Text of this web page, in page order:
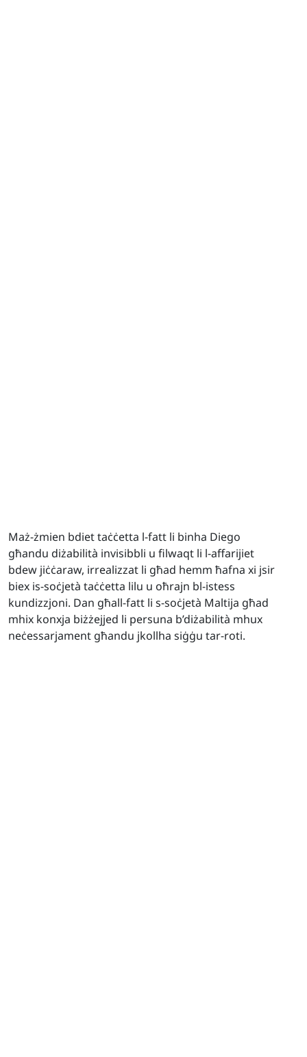
Maż-żmien bdiet taċċetta l-fatt li binha Diego
għandu diżabilità invisibbli u filwaqt li l-affarijiet
bdew jiċċaraw, irrealizzat li għad hemm ħafna xi jsir
biex is-soċjetà taċċetta lilu u oħrajn bl-istess
kundizzjoni. Dan għall-fatt li s-soċjetà Maltija għad
mhix konxja biżżejjed li persuna b’diżabilità mhux
neċessarjament għandu jkollha siġġu tar-roti.